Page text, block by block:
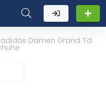
adidas Damen Grand Td